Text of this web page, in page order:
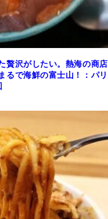
贅沢がしたい。熱海の商店
るで海鮮の富士山！：パリ